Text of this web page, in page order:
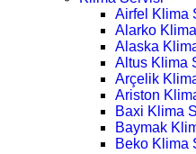
Airfel Klima
Alarko
Alaska
Altus Klima
Arçelik
Ariston
Baxi Klima
Baymak
Beko Klima